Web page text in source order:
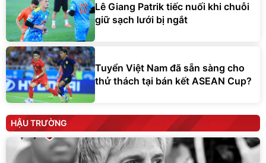
Lê Giang Patrik tiếc nuối khi chuỗi
giữ sạch lưới bị ngắt
Tuyển Việt Nam đã sẵn sàng cho
thử thách tại bán kết ASEAN Cup?
HẬU TRƯỜNG